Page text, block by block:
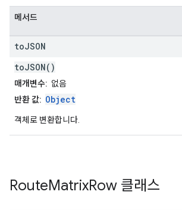
메서드
toJSON
toJSON()
매개변수: 없음
반환 값: Object
객체로 변환합니다.
RouteMatrixRow 클래스